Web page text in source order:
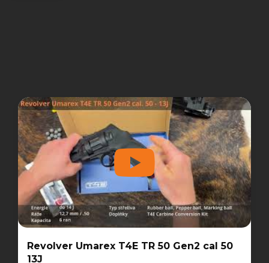
Revolver Umarex T4E TR 50 Gen2 cal 50
13J